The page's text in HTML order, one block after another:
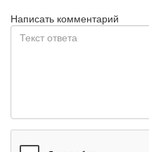
Написать комментарий